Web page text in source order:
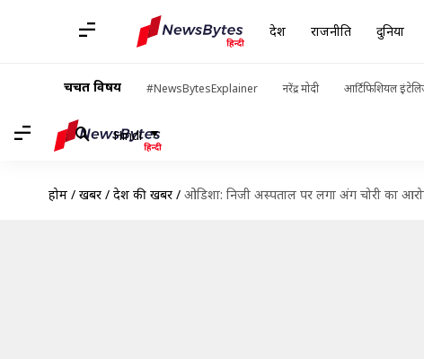
देश राजनीति दुनिया
चर्चित विषय #NewsBytesExplainer नरेंद्र मोदी आर्टिफिशियल
Hindi
होम / खबरें / देश की खबरें / ओडिशा: निजी अस्पताल पर लगा अंग चोरी का